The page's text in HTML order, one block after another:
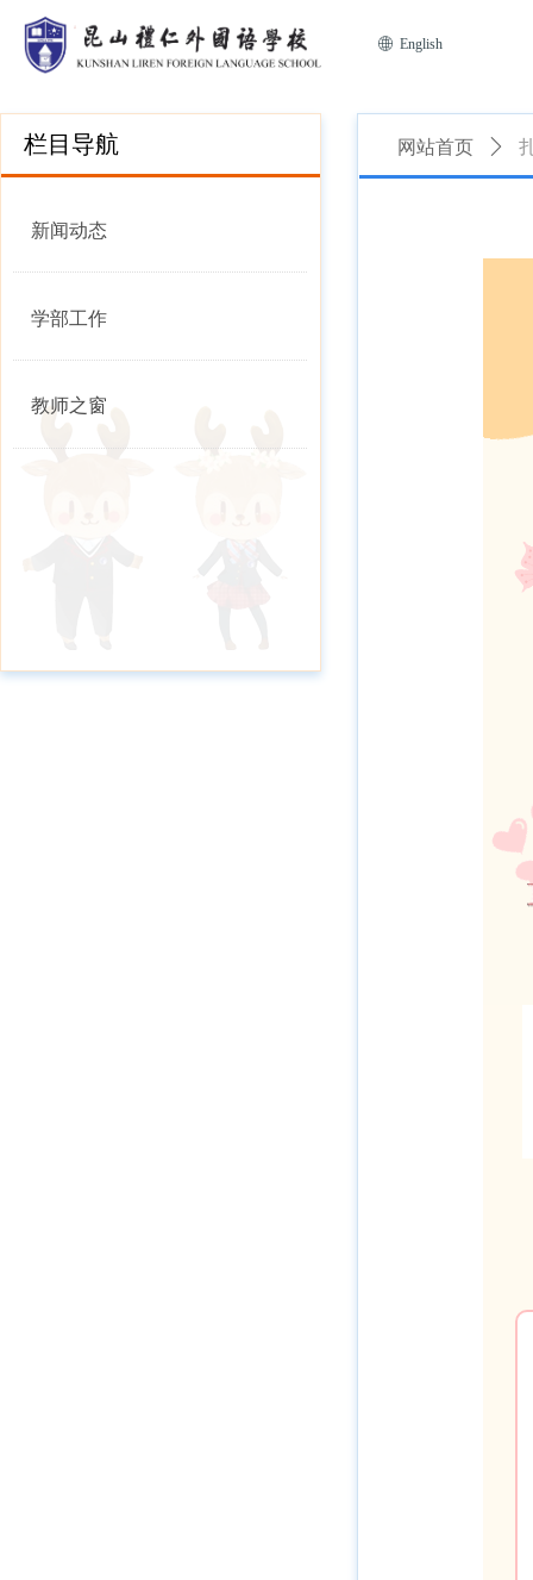
ꄓ English
栏目导航
新闻动态
学部工作
教师之窗
网站首页 ꄲ